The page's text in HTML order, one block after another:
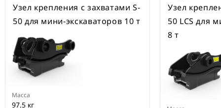
Узел крепления с захватами S-
50 для мини-экскаваторов 10 т
Масса
97.5 кг
Узел
50 LCS для
8 т